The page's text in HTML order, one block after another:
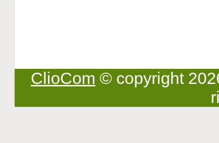
ClioCom © copyright